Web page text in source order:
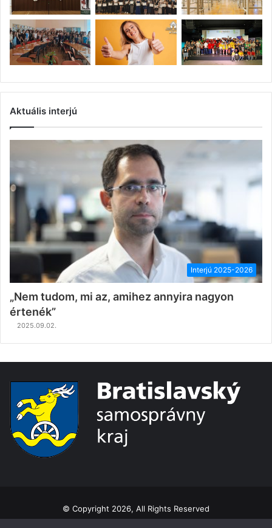
Aktuális interjú
Interjú 2025-2026
„Nem tudom, mi az, amihez annyira nagyon
értenék”
2025.09.02.
© Copyright 2026, All Rights Reserved